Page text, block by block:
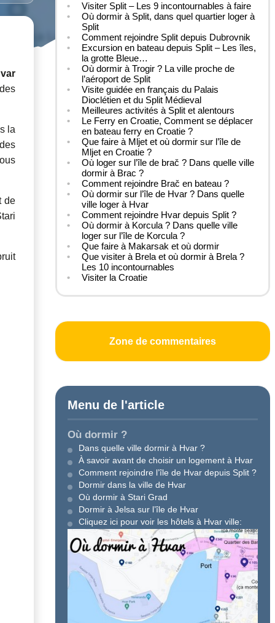
la
de
Visiter Split – Les 9 incontournables à faire
Où dormir à Split, dans quel quartier loger à
Split
Comment rejoindre Split depuis Dubrovnik
Excursion en bateau depuis Split – Les îles,
la grotte Bleue…
Où dormir à Trogir ? La ville proche de
l’aéroport de Split
Visite guidée en français du Palais
Dioclétien et du Split Médieval
Meilleures activités à Split et alentours
Le Ferry en Croatie, Comment se déplacer
en bateau ferry en Croatie ?
Que faire à Mljet et où dormir sur l’île de
Mljet en Croatie ?
Où loger sur l’île de brač ? Dans quelle ville
dormir à Brac ?
Comment rejoindre Brač en bateau ?
Où dormir sur l’île de Hvar ? Dans quelle
ville loger à Hvar
Comment rejoindre Hvar depuis Split ?
Où dormir à Korcula ? Dans quelle ville
loger sur l’île de Korcula ?
Que faire à Makarsak et où dormir
Que visiter à Brela et où dormir à Brela ?
Les 10 incontournables
Visiter la Croatie
Zone de commentaires
Menu de l'article
Où dormir ?
Dans quelle ville dormir à Hvar ?
À savoir avant de choisir un logement à Hvar
Comment rejoindre l’île de Hvar depuis Split ?
Dormir dans la ville de Hvar
Où dormir à Stari Grad
Dormir à Jelsa sur l’île de Hvar
Cliquez ici pour voir les hôtels à Hvar ville: